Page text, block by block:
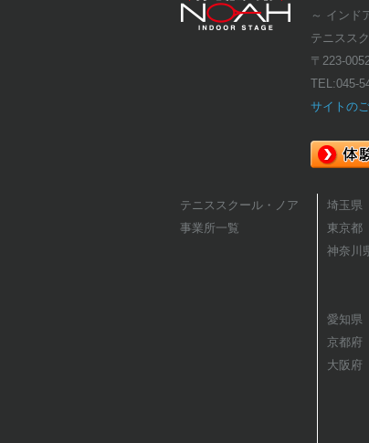
～ インド
テニスス
〒223-
TEL:045-
サイトの
テニススクール・ノア
事業所一覧
埼玉県
東京都
神奈川
愛知県
京都府
大阪府